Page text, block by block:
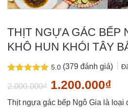
THỊT NGỰA GÁC BẾP
KHÔ HUN KHÓI TÂY
5.0
dựa trên
(379 đánh giá)
2.000.000₫ Giá
gốc
1.200.000₫
Thịt ngựa gác bếp Ngô Gia là loại